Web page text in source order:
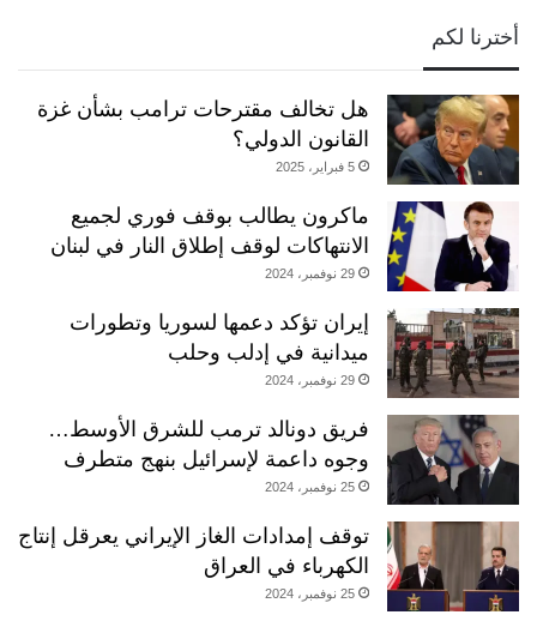
أخترنا لكم
هل تخالف مقترحات ترامب بشأن غزة
القانون الدولي؟
5 فبراير، 2025
ماكرون يطالب بوقف فوري لجميع
الانتهاكات لوقف إطلاق النار في لبنان
29 نوفمبر، 2024
إيران تؤكد دعمها لسوريا وتطورات
ميدانية في إدلب وحلب
29 نوفمبر، 2024
فريق دونالد ترمب للشرق الأوسط…
وجوه داعمة لإسرائيل بنهج متطرف
25 نوفمبر، 2024
توقف إمدادات الغاز الإيراني يعرقل إنتاج
الكهرباء في العراق
25 نوفمبر، 2024